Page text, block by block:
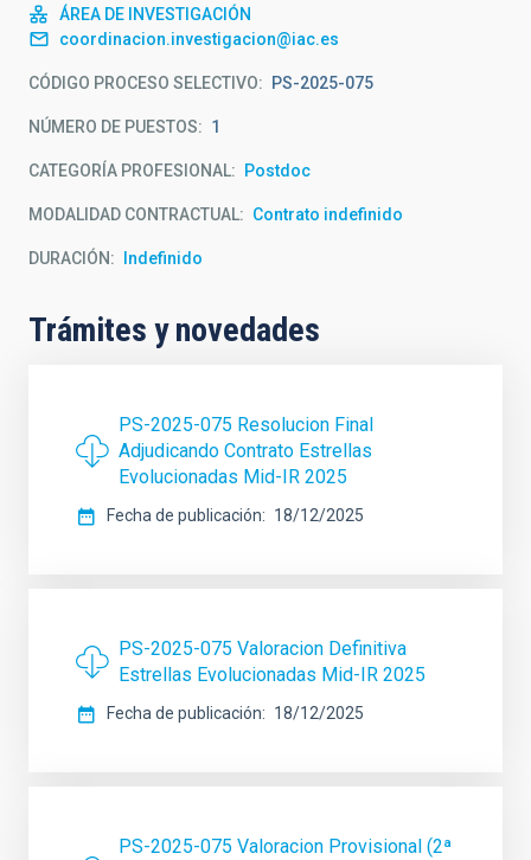
ÁREA DE INVESTIGACIÓN
coordinacion.investigacion@iac.es
CÓDIGO PROCESO SELECTIVO PS-2025-075
NÚMERO DE PUESTOS 1
CATEGORÍA PROFESIONAL Postdoc
MODALIDAD CONTRACTUAL Contrato indefinido
DURACIÓN Indefinido
Trámites y novedades
PS-2025-075 Resolucion Final
Adjudicando Contrato Estrellas
Evolucionadas Mid-IR 2025
Fecha de publicación 18/12/2025
PS-2025-075 Valoracion Definitiva
Estrellas Evolucionadas Mid-IR 2025
Fecha de publicación 18/12/2025
PS-2025-075 Valoracion Provisional (2ª